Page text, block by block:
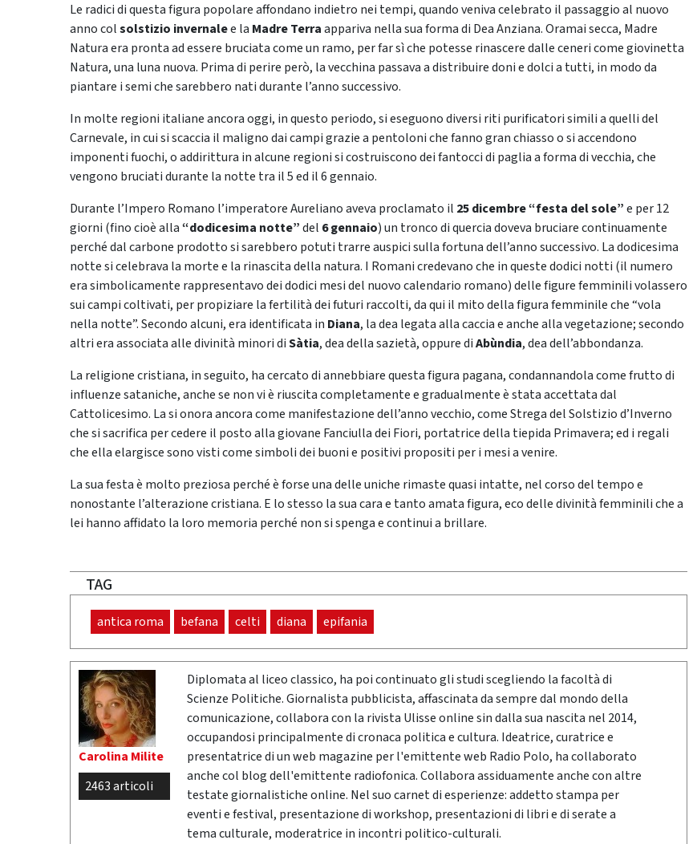
Le radici di questa figura popolare affondano indietro nei tempi, quando veniva celebrato il passaggio al nuovo
anno colsolstizio invernalee la Madre Terraappariva nella sua forma di Dea Anziana. Oramai secca, Madre
Natura era pronta ad essere bruciata come un ramo, per far sì che potesse rinascere dalle ceneri come giovinetta
Natura, una luna nuova. Prima di perire però, la vecchina passava a distribuire doni e dolci a tutti, in modo da
piantare i semi che sarebbero nati durante l’anno successivo.
In molte regioni italiane ancora oggi, in questo periodo, si eseguono diversi riti purificatori simili a quelli del
Carnevale, in cui si scaccia il maligno dai campi grazie a pentoloni che fanno gran chiasso o si accendono
imponenti fuochi, o addirittura in alcune regioni si costruiscono dei fantocci di paglia a forma di vecchia, che
vengono bruciati durante la notte tra il 5 ed il 6 gennaio.
Durante l’Impero Romano l’imperatore Aureliano aveva proclamato il 25 dicembre“festa del sole”e per 12
giorni (fino cioè alla“dodicesima notte”del 6 gennaio) un tronco di quercia doveva bruciare continuamente
perché dal carbone prodotto si sarebbero potuti trarre auspici sulla fortuna dell’anno successivo. La dodicesima
notte si celebrava la morte e la rinascita della natura. I Romani credevano che in queste dodici notti (il numero
era simbolicamente rappresentavo dei dodici mesi del nuovo calendario romano) delle figure femminili volassero
sui campi coltivati, per propiziare la fertilità dei futuri raccolti, da qui il mito della figura femminile che “vola
nella notte”. Secondo alcuni, era identificata in Diana, la dea legata alla caccia e anche alla vegetazione; secondo
altri era associata alle divinità minori diSàtia, dea della sazietà, oppure diAbùndia, dea dell’abbondanza.
La religione cristiana, in seguito, ha cercato di annebbiare questa figura pagana, condannandola come frutto di
influenze sataniche, anche se non vi è riuscita completamente e gradualmente è stata accettata dal
Cattolicesimo. La si onora ancora come manifestazione dell’anno vecchio, come Strega del Solstizio d’Inverno
che si sacrifica per cedere il posto alla giovane Fanciulla dei Fiori, portatrice della tiepida Primavera; ed i regali
che ella elargisce sono visti come simboli dei buoni e positivi propositi per i mesi a venire.
La sua festa è molto preziosa perché è forse una delle uniche rimaste quasi intatte, nel corso del tempo e
nonostante l’alterazione cristiana. E lo stesso la sua cara e tanto amata figura, eco delle divinità femminili che a
lei hanno affidato la loro memoria perché non si spenga e continui a brillare.
TAG
antica roma befana celti diana epifania
Carolina Milite
2463 articoli
Diplomata al liceo classico, ha poi continuato gli studi scegliendo la facoltà di
Scienze Politiche. Giornalista pubblicista, affascinata da sempre dal mondo della
comunicazione, collabora con la rivista Ulisse online sin dalla sua nascita nel 2014,
occupandosi principalmente di cronaca politica e cultura. Ideatrice, curatrice e
presentatrice di un web magazine per l'emittente web Radio Polo, ha collaborato
anche col blog dell'emittente radiofonica. Collabora assiduamente anche con altre
testate giornalistiche online. Nel suo carnet di esperienze: addetto stampa per
eventi e festival, presentazione di workshop, presentazioni di libri e di serate a
tema culturale, moderatrice in incontri politico-culturali.